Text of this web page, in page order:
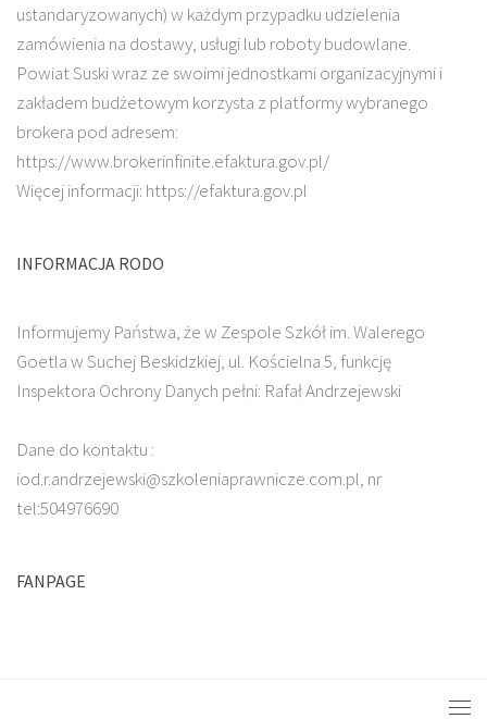
ustandaryzowanych) w każdym przypadku udzielenia
zamówienia na dostawy, usługi lub roboty budowlane.
Powiat Suski wraz ze swoimi jednostkami organizacyjnymi i
zakładem budżetowym korzysta z platformy wybranego
brokera pod adresem:
https://www.brokerinfinite.efaktura.gov.pl/
Więcej informacji: https://efaktura.gov.pl
INFORMACJA RODO
Informujemy Państwa, że w Zespole Szkół im. Walerego
Goetla w Suchej Beskidzkiej, ul. Kościelna 5, funkcję
Inspektora Ochrony Danych pełni: Rafał Andrzejewski
Dane do kontaktu :
iod.r.andrzejewski@szkoleniaprawnicze.com.pl, nr
tel:504976690
FANPAGE